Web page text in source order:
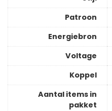
Patroon
Energiebron
Voltage
Koppel
Aantal items in
pakket